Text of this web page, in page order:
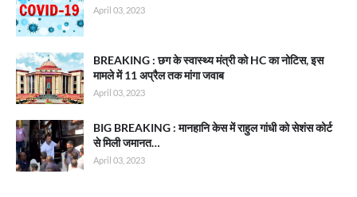
April 03, 2023
BREAKING : छग के स्वास्थ्य मंत्री को HC का नोटिस, इस
मामले में 11 अप्रैल तक मांगा जवाब
April 03, 2023
BIG BREAKING : मानहानि केस में राहुल गांधी को सेशंस कोर्ट
से मिली जमानत…
April 03, 2023